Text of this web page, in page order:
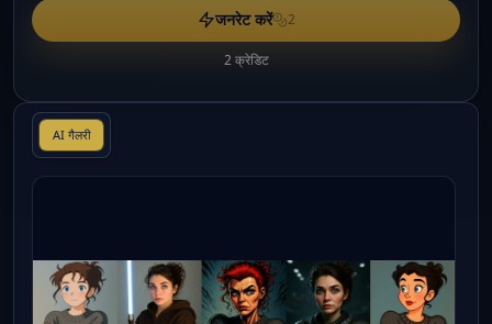
जनरेट करें 2
2 क्रेडिट
AI गैलरी